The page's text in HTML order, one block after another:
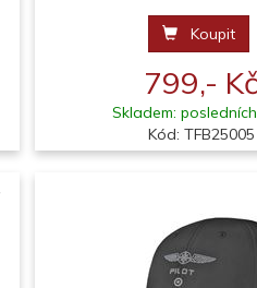
Koupit
799,- Kč
Skladem:
Kód: TFB25005